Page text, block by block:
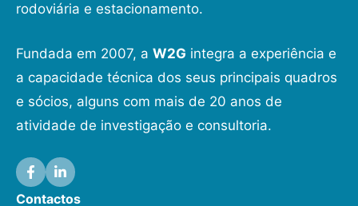
rodoviária e estacionamento.
Fundada em 2007, a W2G integra a experiência e
a capacidade técnica dos seus principais quadros
e sócios, alguns com mais de 20 anos de
atividade de investigação e consultoria.
Contactos